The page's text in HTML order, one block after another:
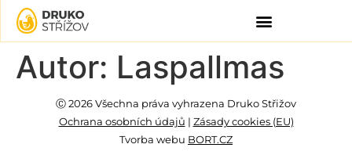
Autor: Laspallmas
Ⓒ 2026 Všechna práva vyhrazena Druko Střižov
Ochrana osobních údajů | Zásady cookies (EU)
Tvorba webu BORT.CZ